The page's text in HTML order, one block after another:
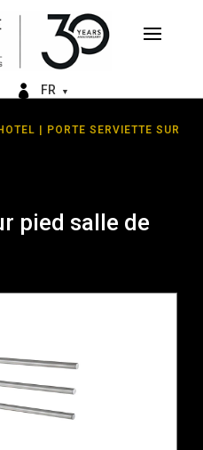
 FR
| PORTE SERVIETTE SUR
pied salle de